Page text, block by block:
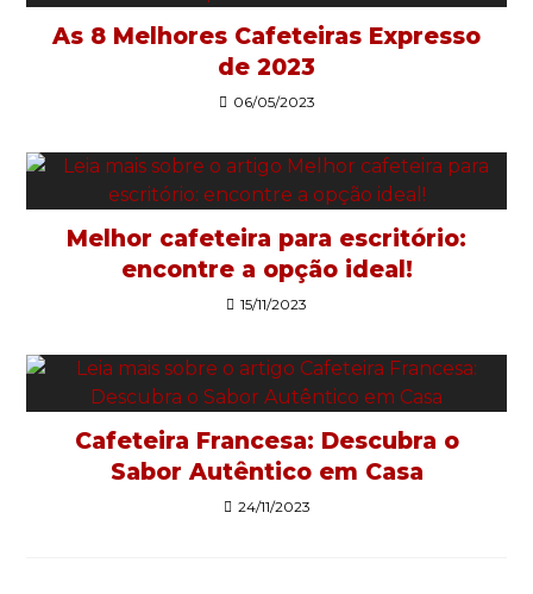
As 8 Melhores Cafeteiras Expresso
de 2023
06/05/2023
Melhor cafeteira para escritório:
encontre a opção ideal!
15/11/2023
Cafeteira Francesa: Descubra o
Sabor Autêntico em Casa
24/11/2023